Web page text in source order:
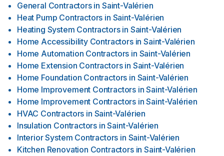
General Contractors in Saint-Valérien
Heat Pump Contractors in Saint-Valérien
Heating System Contractors in Saint-Valérien
Home Accessibility Contractors in Saint-Valérien
Home Automation Contractors in Saint-Valérien
Home Extension Contractors in Saint-Valérien
Home Foundation Contractors in Saint-Valérien
Home Improvement Contractors in Saint-Valérien
Home Improvement Contractors in Saint-Valérien
HVAC Contractors in Saint-Valérien
Insulation Contractors in Saint-Valérien
Interior System Contractors in Saint-Valérien
Kitchen Renovation Contractors in Saint-Valérien